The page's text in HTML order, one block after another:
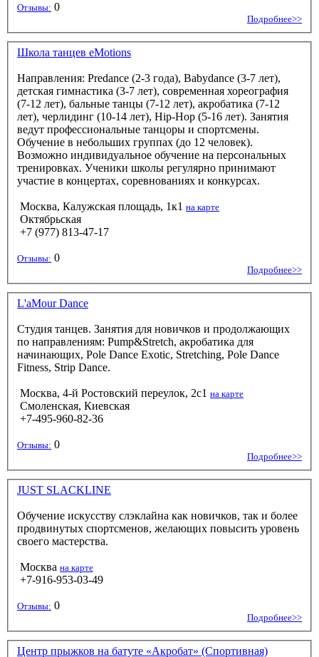
Отзывы: 0
Подробнее>>
Школа танцев eMotions
Направления: Predance (2-3 года), Babydance (3-7 лет),
детская гимнастика (3-7 лет), современная хореография
(7-12 лет), бальные танцы (7-12 лет), акробатика (7-12
лет), черлидинг (10-14 лет), Hip-Hop (5-16 лет). Занятия
ведут профессиональные танцоры и спортсмены.
Обучение в небольших группах (до 12 человек).
Возможно индивидуальное обучение на персональных
тренировках. Ученики школы регулярно принимают
участие в концертах, соревнованиях и конкурсах.
Москва, Калужская площадь, 1к1 на карте
Октябрьская
+7 (977) 813-47-17
Отзывы: 0
Подробнее>>
L'aMour Dance
Студия танцев. Занятия для новичков и продолжающих
по направлениям: Pump&Stretch, акробатика для
начинающих, Pole Dance Exotic, Stretching, Pole Dance
Fitness, Strip Dance.
Москва, 4-й Ростовский переулок, 2с1 на карте
Смоленская, Киевская
+7-495-960-82-36
Отзывы: 0
Подробнее>>
JUST SLACKLINE
Обучение искусству слэклайна как новичков, так и более
продвинутых спортсменов, желающих повысить уровень
своего мастерства.
Москва на карте
+7-916-953-03-49
Отзывы: 0
Подробнее>>
Центр прыжков на батуте «Акробат» (Спортивная)